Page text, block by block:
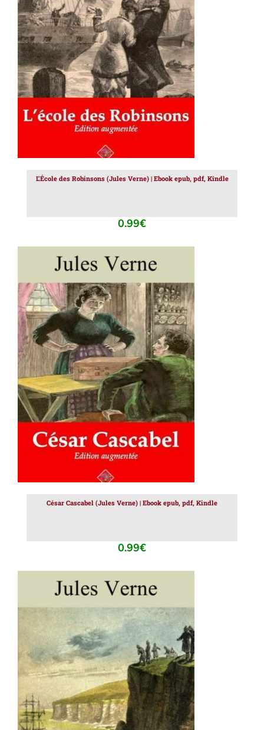
AJOUTER AU PANIER / DÉTAILS
L’École des Robinsons (Jules Verne) | Ebook epub, pdf, Kindle
0.99€
AJOUTER AU PANIER / DÉTAILS
César Cascabel (Jules Verne) | Ebook epub, pdf, Kindle
0.99€
AJOUTER AU PANIER / DÉTAILS